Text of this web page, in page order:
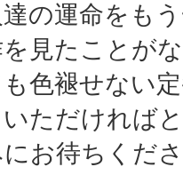
の運命をも
見たことが
色褪せない
ただければ
お待ちくだ